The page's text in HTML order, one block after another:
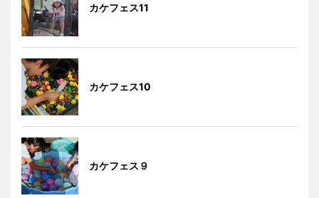
カケフェス11
カケフェス10
カケフェス９